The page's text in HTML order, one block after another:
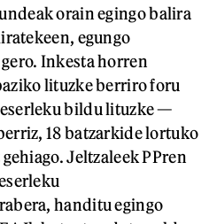
orain egingo balira
egungo
Inkesta horren
lituzke berriro foru
bildu lituzke —
18 batzarkide lortuko
Jeltzaleek PPren
handitu egingo